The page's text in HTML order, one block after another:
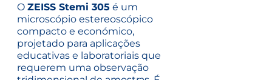
OZEISS Stemi 305 é um
microscópio estereoscópico
compacto e económico,
projetado para aplicações
educativas e laboratoriais que
requerem uma observação